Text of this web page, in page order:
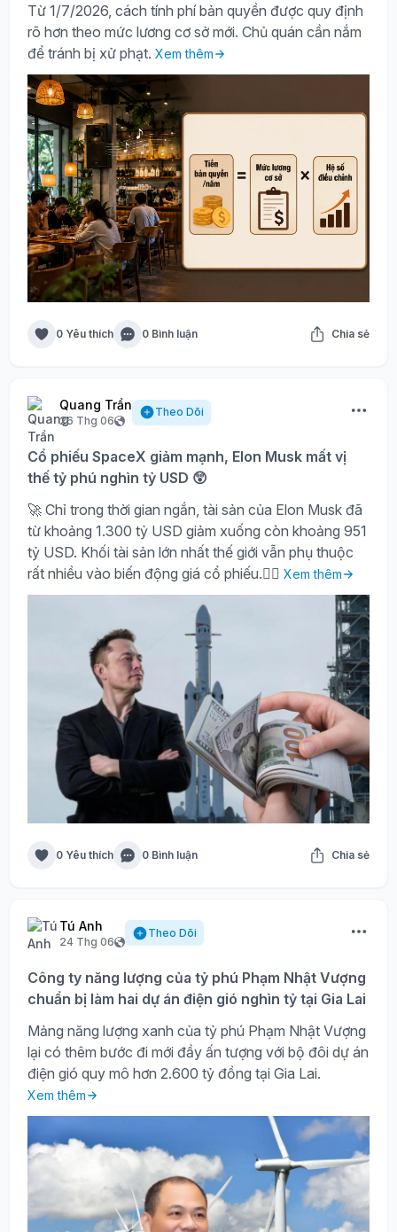
Từ 1/7/2026, cách tính phí bản quyền được quy định
rõ hơn theo mức lương cơ sở mới. Chủ quán cần nắm
để tránh bị xử phạt. Xem thêm
0 Yêu thích 0 Bình luận Chia sẻ
Quang Trần
26 Thg 06
Theo Dõi
Cổ phiếu SpaceX giảm mạnh, Elon Musk mất vị
thế tỷ phú nghìn tỷ USD 😲
🚀 Chỉ trong thời gian ngắn, tài sản của Elon Musk đã
từ khoảng 1.300 tỷ USD giảm xuống còn khoảng 951
tỷ USD. Khối tài sản lớn nhất thế giới vẫn phụ thuộc
rất nhiều vào biến động giá cổ phiếu.🤷‍♀️ Xem thêm
0 Yêu thích 0 Bình luận Chia sẻ
Tú Anh
24 Thg 06
Theo Dõi
Công ty năng lượng của tỷ phú Phạm Nhật Vượng
chuẩn bị làm hai dự án điện gió nghìn tỷ tại Gia Lai
Mảng năng lượng xanh của tỷ phú Phạm Nhật Vượng
lại có thêm bước đi mới đầy ấn tượng với bộ đôi dự án
điện gió quy mô hơn 2.600 tỷ đồng tại Gia Lai.
Xem thêm